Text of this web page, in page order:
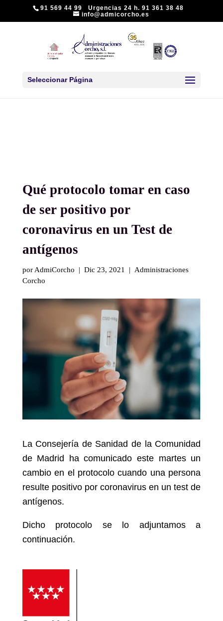
91 569 44 99 Urgencias 24 h. 91 361 38 48
info@admicorcho.es
Seleccionar Página
Qué protocolo tomar en caso
de ser positivo por
coronavirus en un Test de
antígenos
por AdmiCorcho | Dic 23, 2021 | Administraciones
Corcho
La Consejería de Sanidad de la Comunidad
de Madrid ha comunicado este martes un
cambio en el protocolo cuando una persona
resulte positivo por coronavirus en un test de
antígenos.
Dicho protocolo se lo adjuntamos a
continuación.